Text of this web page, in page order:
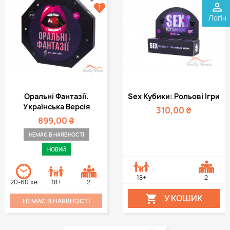
perm_identity
Логін
Оральні Фантазії.
Українська Версія
899,00 ₴
НЕМАЄ В НАЯВНОСТІ
НОВИЙ
20-60 хв 18+ 2
НЕМАЄ В НАЯВНОСТІ
1
Sex Кубики: Рольові Ігри
310,00 ₴
18+ 2
 У КОШИК